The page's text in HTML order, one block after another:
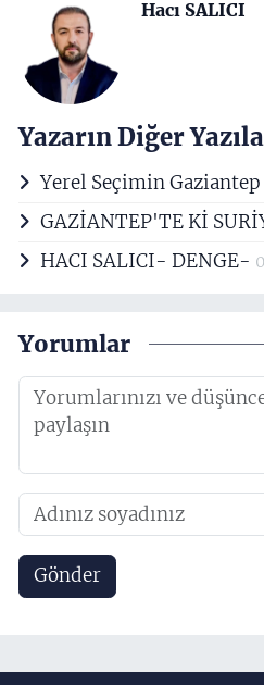
Hacı SALICI
Yazarın Diğer
Yerel Seçimin Gaziantep
GAZİANTEP'TE Kİ
HACI SALICI- DENGE-
Yorumlar
Gönder